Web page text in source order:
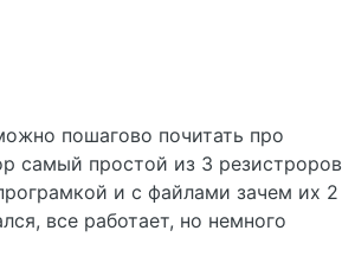
пошагово почитать про
самый простой из 3 резистроров
и с файлами зачем их 2
все работает, но немного